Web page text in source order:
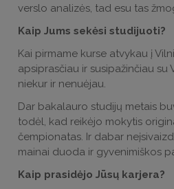
verslo analizės, tad esu tas
Kaip Jums sekėsi studijuoti?
Kai pirmame kurse atvykau į
apsiprasčiau ir susipažinčiau
niekur ir nenuėjau.
Dar bakalauro studijų metais
todėl, kad reikėjo mokytis
čempionatas. Ir dabar
mainai duoda ir gyvenimiškos
Kaip prasidėjo Jūsų karjera?